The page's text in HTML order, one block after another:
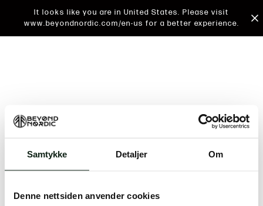
Samtykke Detaljer Om
Denne nettsiden anvender cookies
It looks like you are in United States. Please visit
www.beyondnordic.com/en-us for a better experience.
An unknown error has occurred. An error report has
issue will be investigated.